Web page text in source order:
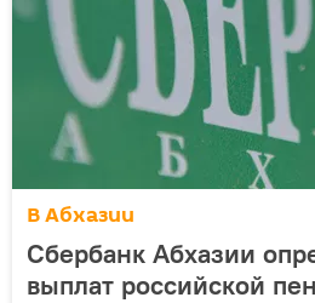
В Абхазии
Сбербанк Абхазии
выплат российской